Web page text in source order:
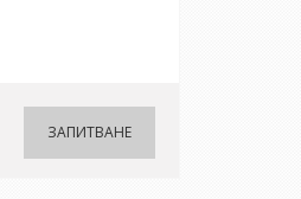
ЗАПИТВАНЕ